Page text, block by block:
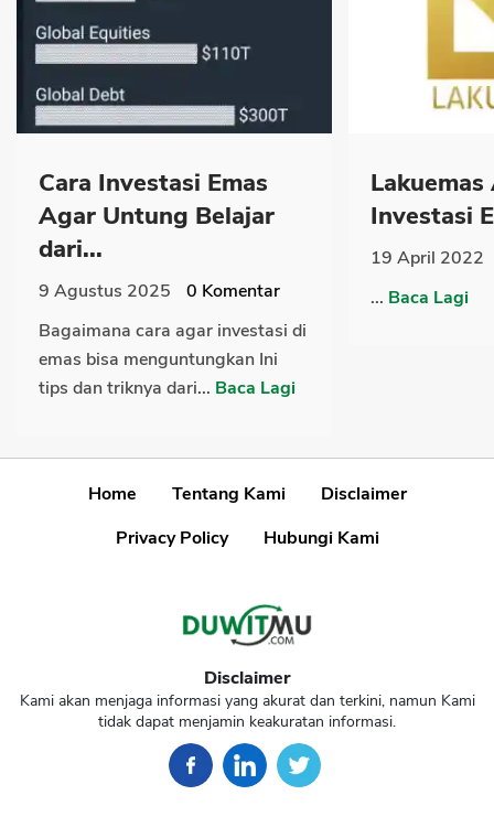
Cara Investasi Emas
Agar Untung Belajar
dari...
9 Agustus 2025 0 Komentar
Bagaimana cara agar investasi di
emas bisa menguntungkan Ini
tips dan triknya dari... Baca Lagi
Investasi
19 April 2022
... Baca Lagi
Home Tentang Kami
Disclaimer
Privacy Policy
Hubungi Kami
Disclaimer
Kami akan menjaga informasi yang akurat dan terkini, namun Kami
tidak dapat menjamin keakuratan informasi.